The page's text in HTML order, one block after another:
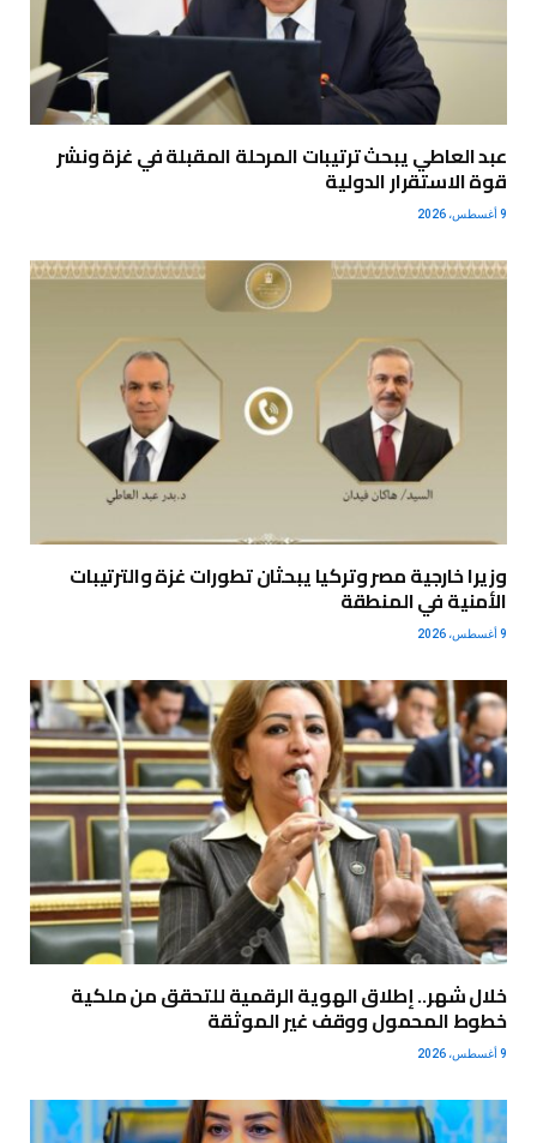
عبد العاطي يبحث ترتيبات المرحلة المقبلة في غزة ونشر
قوة الاستقرار الدولية
9 أغسطس، 2026
وزيرا خارجية مصر وتركيا يبحثان تطورات غزة والترتيبات
الأمنية في المنطقة
9 أغسطس، 2026
خلال شهر.. إطلاق الهوية الرقمية للتحقق من ملكية
خطوط المحمول ووقف غير الموثقة
9 أغسطس، 2026